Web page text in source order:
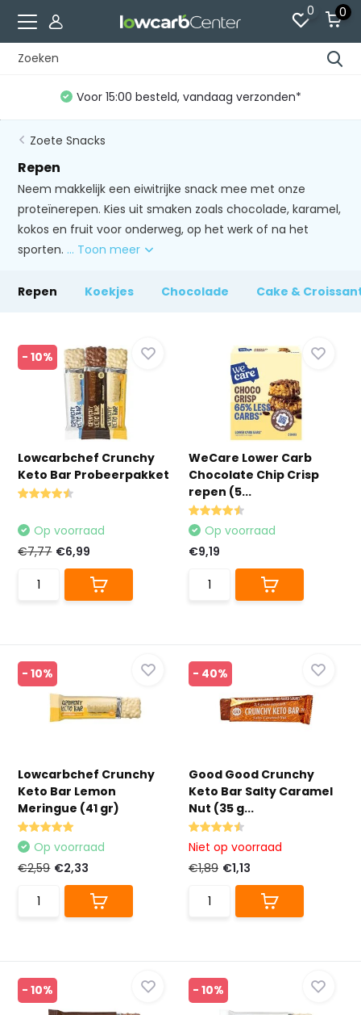
0 0
Gratis verzending vanaf €60 (NL)*
Zoete Snacks
Repen
Neem makkelijk een eiwitrijke snack mee met onze
proteïnerepen. Kies uit smaken zoals chocolade, karamel,
kokos en fruit voor onderweg, op het werk of na het
sporten. ... Toon meer
Repen Koekjes Chocolade Cake &
- 10%
Lowcarbchef Crunchy
Keto Bar Probeerpakket
Op voorraad
€7,77 €6,99
WeCare Lower Carb
Chocolate Chip Crisp
repen (5...
Op voorraad
€9,19
- 10%
Lowcarbchef Crunchy
Keto Bar Lemon
Meringue (41 gr)
Op voorraad
€2,59 €2,33
- 40%
Good Good Crunchy
Keto Bar Salty Caramel
Nut (35 g...
Niet op voorraad
€1,89 €1,13
- 10% - 10%